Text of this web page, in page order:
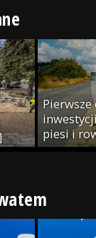
piesi i
ZDJĘCIA]